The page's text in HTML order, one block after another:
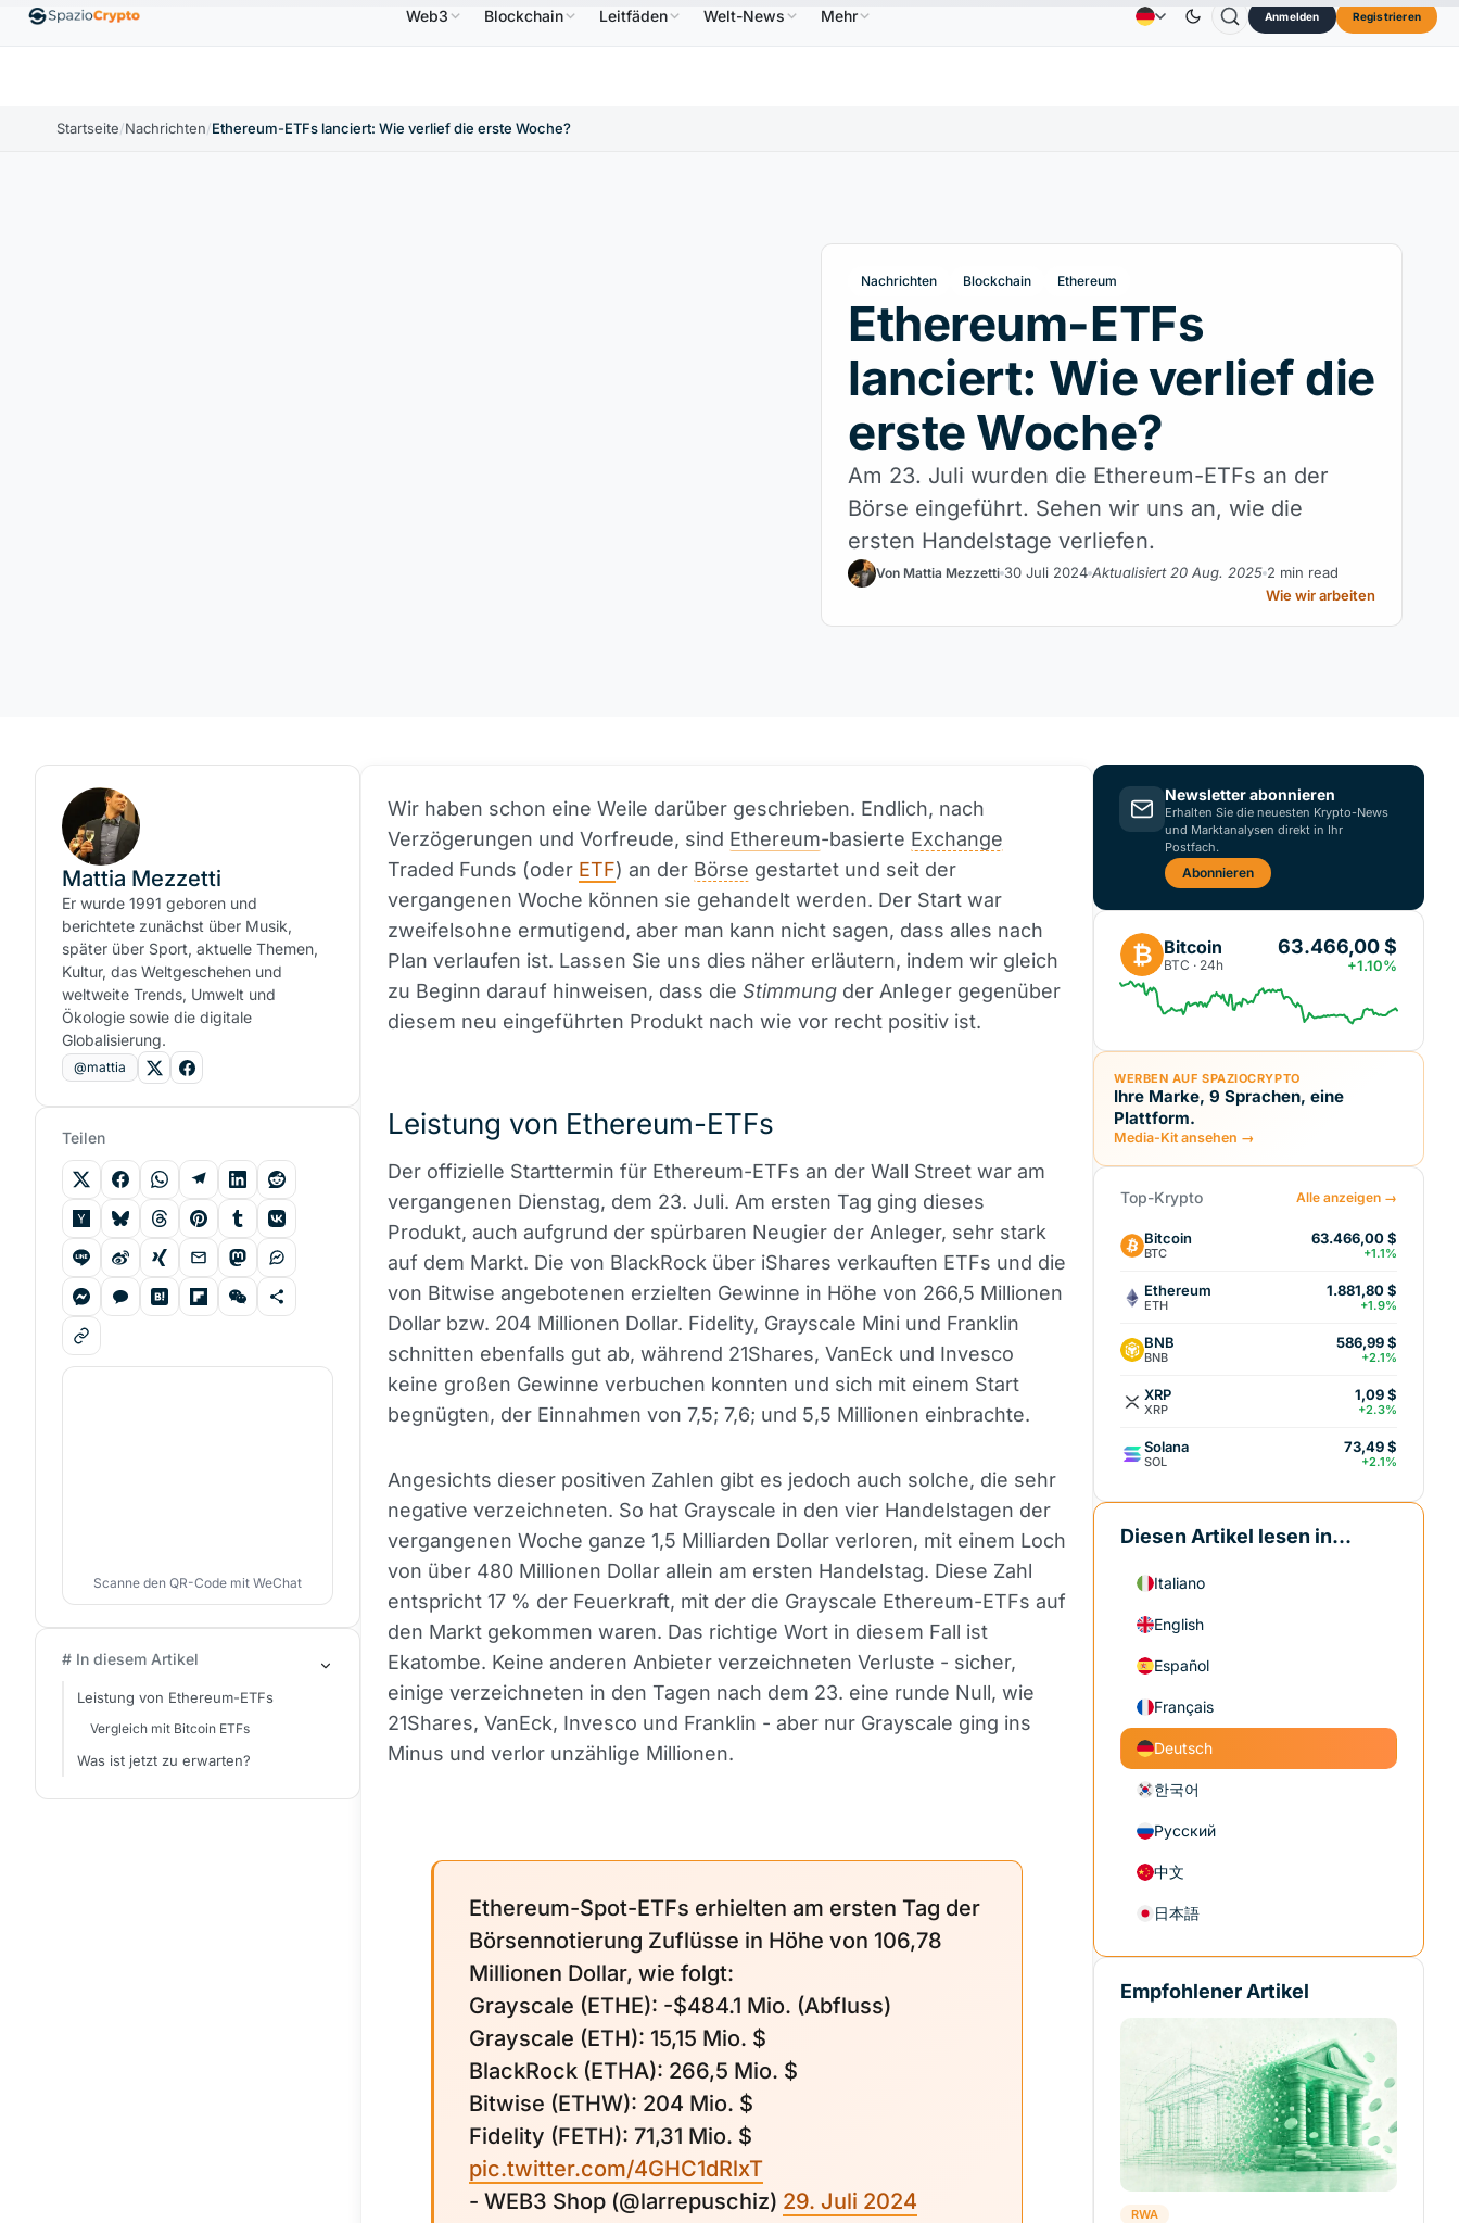
EthereumETH1.880,58 $ BNBBNB 586,64 $↑2.10% USDCUSDC0,9995 $↑0.00% XRPXRP 1,09 $↑2.30% 0,3264 $ ↓0.30% DogecoinDOGE 0,0707 $↑2.40%
AnzeigeKontakt Über
Web3 Blockchain Leitfäden Welt-News Mehr Anmelden Registrieren
Startseite/Nachrichten/Ethereum-ETFs lanciert: Wie verlief die erste Woche?
Nachrichten Blockchain Ethereum
Ethereum-ETFs
lanciert: Wie verlief die
erste Woche?
Am 23. Juli wurden die Ethereum-ETFs an der
Börse eingeführt. Sehen wir uns an, wie die
ersten Handelstage verliefen.
Von Mattia Mezzetti 30 Juli 2024 Aktualisiert 20 Aug. 2025 2 min read
Wie wir arbeiten
Wir haben schon eine Weile darüber geschrieben. Endlich, nach
Verzögerungen und Vorfreude, sind Ethereum-basierte Exchange
Traded Funds (oder ETF) an der Börse gestartet und seit der
vergangenen Woche können sie gehandelt werden. Der Start war
zweifelsohne ermutigend, aber man kann nicht sagen, dass alles nach
Plan verlaufen ist. Lassen Sie uns dies näher erläutern, indem wir gleich
zu Beginn darauf hinweisen, dass die Stimmung der Anleger gegenüber
diesem neu eingeführten Produkt nach wie vor recht positiv ist.
Leistung von Ethereum-ETFs
Der offizielle Starttermin für Ethereum-ETFs an der Wall Street war am
vergangenen Dienstag, dem 23. Juli. Am ersten Tag ging dieses
Produkt, auch aufgrund der spürbaren Neugier der Anleger, sehr stark
auf dem Markt. Die von BlackRock über iShares verkauften ETFs und die
von Bitwise angebotenen erzielten Gewinne in Höhe von 266,5 Millionen
Dollar bzw. 204 Millionen Dollar. Fidelity, Grayscale Mini und Franklin
schnitten ebenfalls gut ab, während 21Shares, VanEck und Invesco
keine großen Gewinne verbuchen konnten und sich mit einem Start
begnügten, der Einnahmen von 7,5; 7,6; und 5,5 Millionen einbrachte.
Angesichts dieser positiven Zahlen gibt es jedoch auch solche, die sehr
negative verzeichneten. So hat Grayscale in den vier Handelstagen der
vergangenen Woche ganze 1,5 Milliarden Dollar verloren, mit einem Loch
von über 480 Millionen Dollar allein am ersten Handelstag. Diese Zahl
entspricht 17 % der Feuerkraft, mit der die Grayscale Ethereum-ETFs auf
den Markt gekommen waren. Das richtige Wort in diesem Fall ist
Ekatombe. Keine anderen Anbieter verzeichneten Verluste - sicher,
einige verzeichneten in den Tagen nach dem 23. eine runde Null, wie
21Shares, VanEck, Invesco und Franklin - aber nur Grayscale ging ins
Minus und verlor unzählige Millionen.
Ethereum-Spot-ETFs erhielten am ersten Tag der
Börsennotierung Zuflüsse in Höhe von 106,78
Millionen Dollar, wie folgt:
Grayscale (ETHE): -$484.1 Mio. (Abfluss)
Grayscale (ETH): 15,15 Mio. $
BlackRock (ETHA): 266,5 Mio. $
Bitwise (ETHW): 204 Mio. $
Fidelity (FETH): 71,31 Mio. $
pic.twitter.com/4GHC1dRlxT
- WEB3 Shop (@larrepuschiz) 29. Juli 2024
Mattia Mezzetti
Er wurde 1991 geboren und
berichtete zunächst über Musik,
später über Sport, aktuelle Themen,
Kultur, das Weltgeschehen und
weltweite Trends, Umwelt und
Ökologie sowie die digitale
Globalisierung.
@mattia
Teilen
Scanne den QR-Code mit WeChat
# In diesem Artikel
Leistung von Ethereum-ETFs
Vergleich mit Bitcoin ETFs
Was ist jetzt zu erwarten?
Newsletter abonnieren
Erhalten Sie die neuesten Krypto-News
und Marktanalysen direkt in Ihr
Postfach.
Abonnieren
₿ Bitcoin
BTC · 24h
63.466,00 $
+1.10%
WERBEN AUF SPAZIOCRYPTO
Ihre Marke, 9 Sprachen, eine
Plattform.
Media-Kit ansehen →
Top-Krypto Alle anzeigen →
Bitcoin
BTC
63.466,00 $
+1.1%
Ethereum
ETH
1.881,80 $
+1.9%
BNB
BNB
586,99 $
+2.1%
XRP
XRP
1,09 $
+2.3%
Solana
SOL
73,49 $
+2.1%
Diesen Artikel lesen in...
Italiano
English
Español
Français
Deutsch
한국어
Русский
中文
日本語
Empfohlener Artikel
RWA